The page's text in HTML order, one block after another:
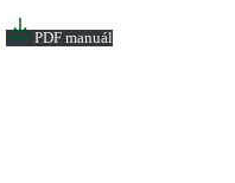
PDF manuál